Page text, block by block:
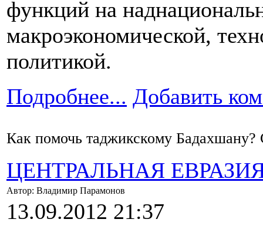
функций на
макроэкономической,
политикой.
Подробнее... Добавить
Как помочь таджикскому
ЦЕНТРАЛЬНАЯ
Автор: Владимир Парамонов
13.09.2012 21:37